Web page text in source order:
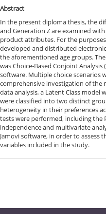
Abstract
In the present diploma thesis, the
and Generation Z are examined
product attributes. For the
developed and distributed
the aforementioned age groups.
was Choice-Based Conjoint
software. Multiple choice scenarios
comprehensive investigation of the
data analysis, a Latent Class model
were classified into two distinct
heterogeneity in their preferences
tests were performed, including the
independence and multivariate
Jamovi software, in order to
variables included in the study.